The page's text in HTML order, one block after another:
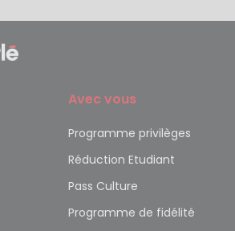
Avec vous
Programme privilèges
Réduction Etudiant
Pass Culture
Programme de fidélité